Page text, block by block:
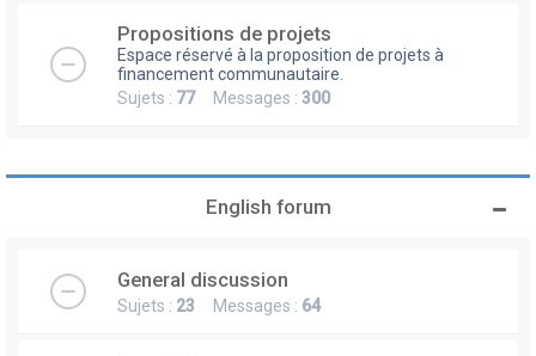
Propositions de projets
Espace réservé à la proposition de projets à
financement communautaire.
Sujets : 77Messages : 300
English forum
General discussion
Sujets : 23 Messages : 64